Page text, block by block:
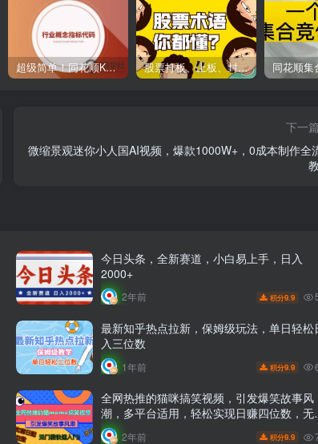
超级简单！同花顺K线界面显示行业概念指标代码图解 股票打板、上板、封板、翘板、炸板是什么意思？炒股你必须懂的暗语！
下一篇
微缩景观迷你小人国AI视频，爆款1000W+，0成本制作全
今日头条，全新赛道，小白易上手，日入
2000+
2年前 积分9.9
最新知乎热点拉新，保姆级玩法，单日轻松
入三位数
1年前 积分9.9
全网热推的猫咪搞笑视频，引发爆笑故事风
潮，多平台适用，轻松实现日赚四位数，无
槛快速入门！
2年前 积分9.9